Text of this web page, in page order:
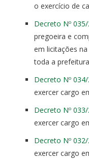
o exercício de
Decreto Nº
pregoeira e
em licitações
toda a
Decreto Nº
exercer cargo
Decreto Nº
exercer cargo
Decreto Nº
exercer cargo